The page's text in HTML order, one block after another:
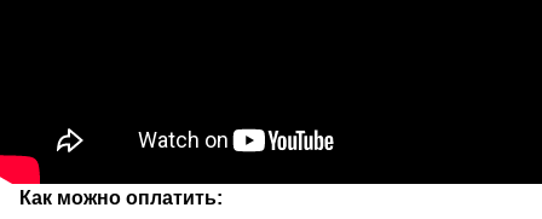
Как можно оплатить: